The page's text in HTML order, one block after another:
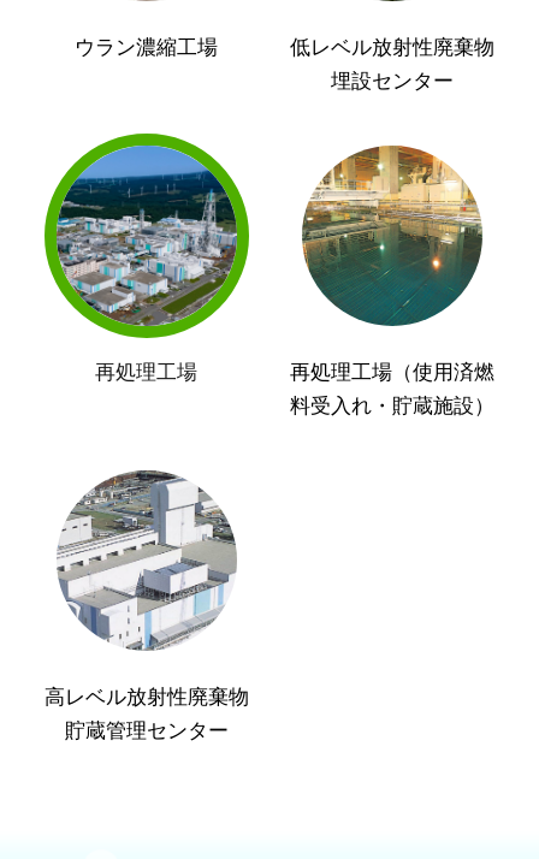
ウラン濃縮工場
低レベル放射性廃棄物
埋設センター
再処理工場
再処理工場（使用済燃
料受入れ・貯蔵施設）
高レベル放射性廃棄物
貯蔵管理センター